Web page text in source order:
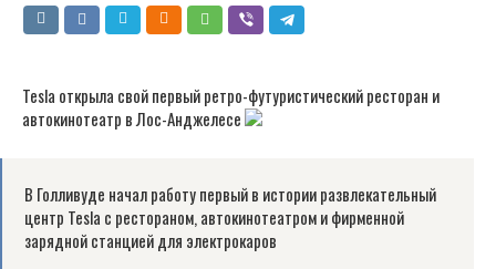
Tesla открыла свой первый ретро-футуристический ресторан и
автокинотеатр в Лос-Анджелесе
В Голливуде начал работу первый в истории развлекательный
центр Tesla с рестораном, автокинотеатром и фирменной
зарядной станцией для электрокаров